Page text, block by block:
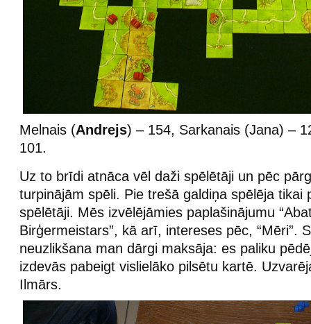
Melnais (Andrejs) – 154, Sarkanais (Jana) –
101.
Uz to brīdi atnāca vēl daži spēlētāji un pēc
turpinājām spēli. Pie trešā galdiņa spēlēja tikai
spēlētāji. Mēs izvēlējāmies paplašinājumu
Birģermeistars”, kā arī, intereses pēc, “Mēri”.
neuzlikšana man dārgi maksāja: es paliku
izdevās pabeigt vislielāko pilsētu kartē.
Ilmārs.